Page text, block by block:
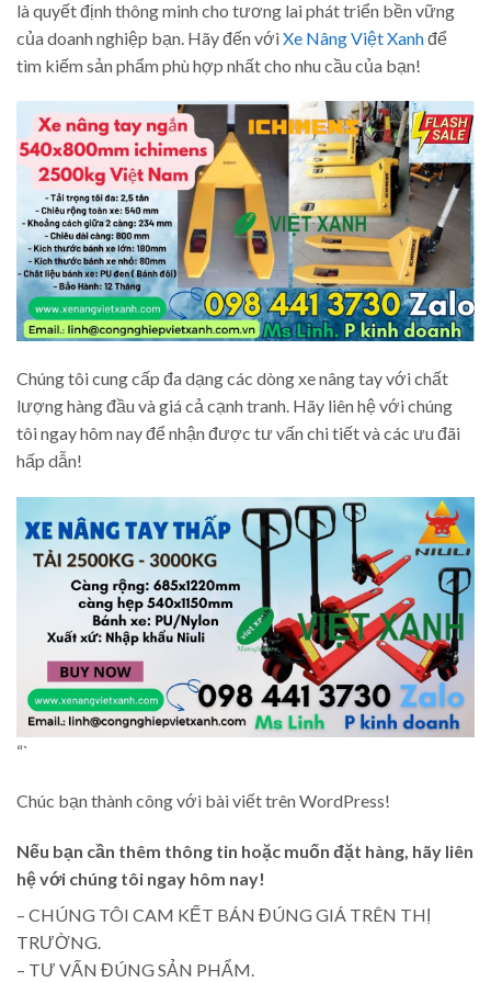
là quyết định thông minh cho tương lai phát triển bền vững
của doanh nghiệp bạn. Hãy đến vớiXe Nâng Việt Xanhđể
tìm kiếm sản phẩm phù hợp nhất cho nhu cầu của bạn!
Chúng tôi cung cấp đa dạng các dòng xe nâng tay với chất
lượng hàng đầu và giá cả cạnh tranh. Hãy liên hệ với chúng
tôi ngay hôm nay để nhận được tư vấn chi tiết và các ưu đãi
hấp dẫn!
“`
Chúc bạn thành công với bài viết trên WordPress!
Nếu bạn cần thêm thông tin hoặc muốn đặt hàng, hãy liên
hệ với chúng tôi ngay hôm nay!
– CHÚNG TÔI CAM KẾT BÁN ĐÚNG GIÁ TRÊN THỊ
TRƯỜNG.
– TƯ VẤN ĐÚNG SẢN PHẨM.